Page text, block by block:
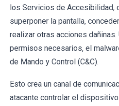
los Servicios de Accesibilidad,
superponer la pantalla,
realizar otras acciones
permisos necesarios, el
de Mando y Control (C&C).
Esto crea un canal de
atacante controlar el